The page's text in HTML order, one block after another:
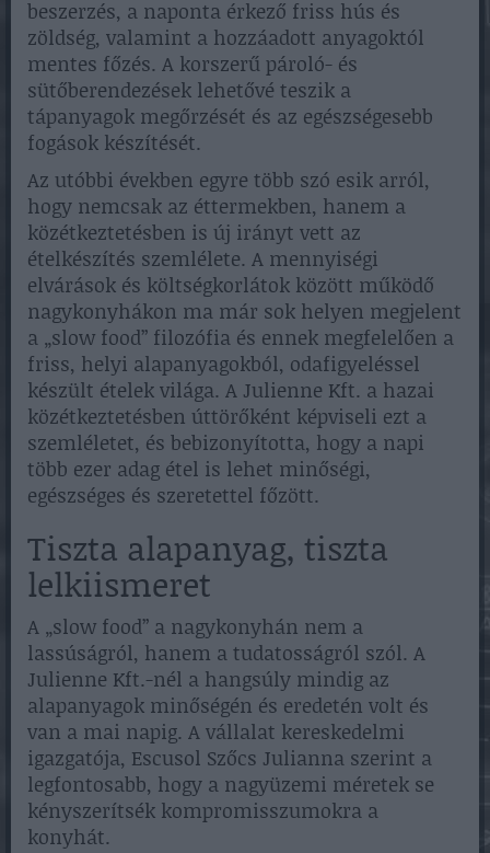
beszerzés, a naponta érkező friss hús és
zöldség, valamint a hozzáadott anyagoktól
mentes főzés. A korszerű pároló- és
sütőberendezések lehetővé teszik a
tápanyagok megőrzését és az egészségesebb
fogások készítését.
Az utóbbi években egyre több szó esik arról,
hogy nemcsak az éttermekben, hanem a
közétkeztetésben is új irányt vett az
ételkészítés szemlélete. A mennyiségi
elvárások és költségkorlátok között működő
nagykonyhákon ma már sok helyen megjelent
a „slow food” filozófia és ennek megfelelően a
friss, helyi alapanyagokból, odafigyeléssel
készült ételek világa. A Julienne Kft. a hazai
közétkeztetésben úttörőként képviseli ezt a
szemléletet, és bebizonyította, hogy a napi
több ezer adag étel is lehet minőségi,
egészséges és szeretettel főzött.
Tiszta alapanyag, tiszta
lelkiismeret
A „slow food” a nagykonyhán nem a
lassúságról, hanem a tudatosságról szól. A
Julienne Kft.-nél a hangsúly mindig az
alapanyagok minőségén és eredetén volt és
van a mai napig. A vállalat kereskedelmi
igazgatója, Escusol Szőcs Julianna szerint a
legfontosabb, hogy a nagyüzemi méretek se
kényszerítsék kompromisszumokra a
konyhát.